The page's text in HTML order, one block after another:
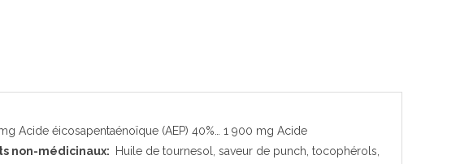
Acide éicosapentaénoïque (AEP) 40%… 1 900 mg Acide
non-médicinaux: Huile de tournesol, saveur de punch, tocophérols,